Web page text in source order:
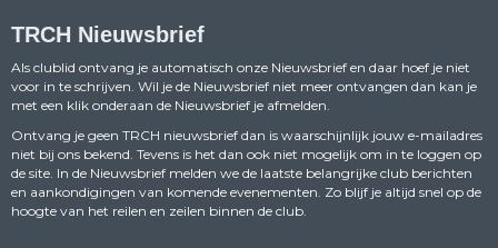
TRCH Nieuwsbrief
Als clublid ontvang je automatisch onze Nieuwsbrief en daar hoef je niet
voor in te schrijven. Wil je de Nieuwsbrief niet meer ontvangen dan kan je
met een klik onderaan de Nieuwsbrief je afmelden.
Ontvang je geen TRCH nieuwsbrief dan is waarschijnlijk jouw e-mailadres
niet bij ons bekend. Tevens is het dan ook niet mogelijk om in te loggen op
de site. In de Nieuwsbrief melden we de laatste belangrijke club berichten
en aankondigingen van komende evenementen. Zo blijf je altijd snel op de
hoogte van het reilen en zeilen binnen de club.